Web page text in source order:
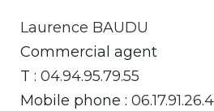
Laurence BAUDU
Commercial agent
T : 04.94.95.79.55
Mobile phone :